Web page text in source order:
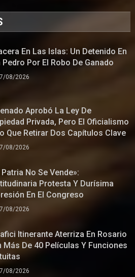
En Las Islas: Un Detenido En
Pedro Por El Robo De Ganado
08/2026
Aprobó La Ley De
Privada, Pero El Oficialismo
Que Retirar Dos Capítulos Clave
08/2026
Patria No Se Vende»:
Protesta Y Durísima
En El Congreso
08/2026
Itinerante Aterriza En Rosario
Más De 40 Películas Y Funciones
08/2026